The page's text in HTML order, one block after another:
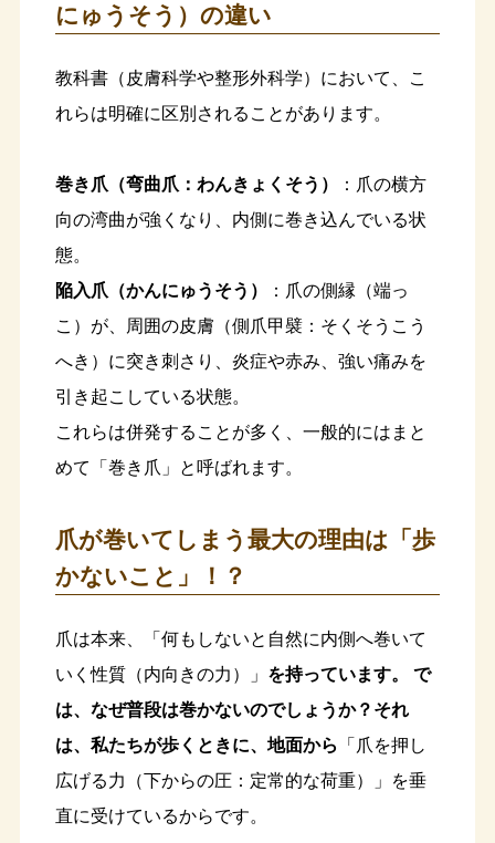
にゅうそう）の違い
教科書（皮膚科学や整形外科学）において、こ
れらは明確に区別されることがあります。
巻き爪（弯曲爪：わんきょくそう）
：爪の横方
向の湾曲が強くなり、内側に巻き込んでいる状
態。
陥入爪（かんにゅうそう）
：爪の側縁（端っ
こ）が、周囲の皮膚（側爪甲襞：そくそうこう
へき）に突き刺さり、炎症や赤み、強い痛みを
引き起こしている状態。
これらは併発することが多く、一般的にはまと
めて「巻き爪」と呼ばれます。
爪が巻いてしまう最大の理由は「歩
かないこと」！？
爪は本来、「何もしないと自然に内側へ巻いて
いく性質（内向きの力）」 を持っています。 で
は、なぜ普段は巻かないのでしょうか？それ
は、私たちが歩くときに、地面から
「爪を押し
広げる力（下からの圧：定常的な荷重）」を垂
直に受けているからです。